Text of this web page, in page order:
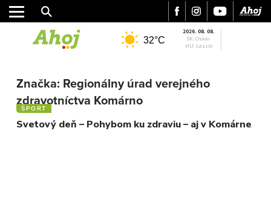
REGIÓN
ŠPORT
KULTÚRA
32°C
2026. 08. 08.
SK: Oskár
HU: László
Značka: Regionálny úrad verejného
zdravotníctva Komárno
ŠPORT
Svetový deň – Pohybom ku zdraviu – aj v Komárne